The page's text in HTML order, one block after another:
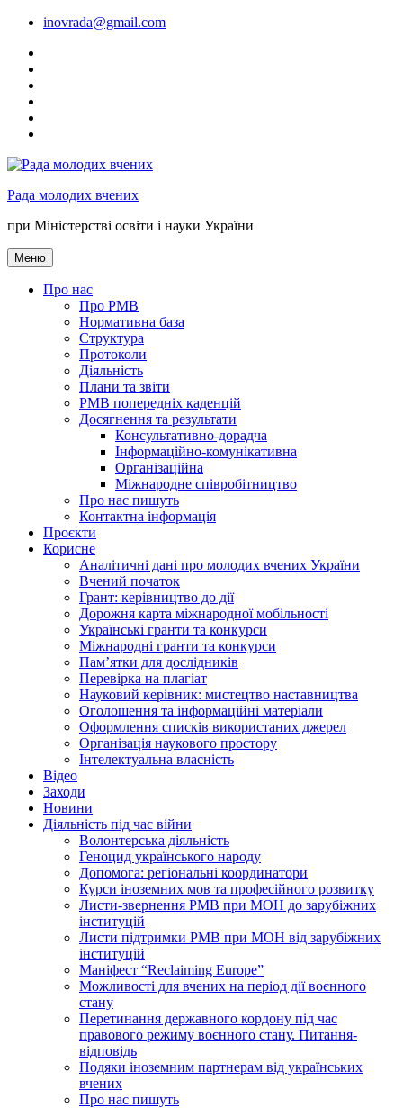
Перейти
вмісту
inovrada@gmail.com
Рада молодих вчених
при Міністерстві освіти і науки України
Меню
Про нас
Про РМВ
Нормативна база
Cтруктура
Протоколи
Діяльність
Плани та звіти
РМВ попередніх каденцій
Досягнення та результати
Консультативно-дорадча
Інформаційно-комунікативна
Організаційна
Міжнародне співробітництво
Про нас пишуть
Контактна інформація
Проєкти
Корисне
Аналітичні дані про молодих вчених України
Вчений початок
Грант: керівництво до дії
Дорожня карта міжнародної мобільності
Українські гранти та конкурси
Міжнародні гранти та конкурси
Памʼятки для дослідників
Перевірка на плагіат
Науковий керівник: мистецтво наставництва
Оголошення та інформаційні матеріали
Оформлення списків використаних джерел
Організація наукового простору
Інтелектуальна власність
Відео
Заходи
Новини
Діяльність під час війни
Волонтерська діяльність
Геноцид українського народу
Допомога: регіональні координатори
Курси іноземних мов та професійного розвитку
Листи-звернення РМВ при МОН до зарубіжних
інституцій
Листи підтримки РМВ при МОН від зарубіжних
інституцій
Маніфест “Reclaiming Europe”
Можливості для вчених на період дії воєнного
стану
Перетинання державного кордону під час
правового режиму воєнного стану. Питання-
відповідь
Подяки іноземним партнерам від українських
вчених
Про нас пишуть